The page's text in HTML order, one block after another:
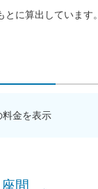
に算出しています。
料金を表示
間